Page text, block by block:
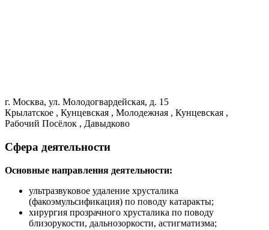
г. Москва, ул. Молодогвардейская, д. 15
Крылатское , Кунцевская , Молодежная , Кунцевская ,
Рабочий Посёлок , Давыдково
Сфера деятельности
Основные направления деятельности:
ультразвуковое удаление хрусталика
(факоэмульсификация) по поводу катаракты;
хирургия прозрачного хрусталика по поводу
близорукости, дальнозоркости, астигматизма;